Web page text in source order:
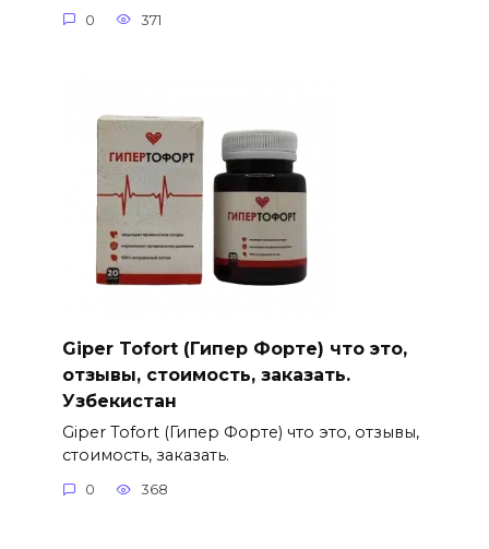
0 371
Giper Tofort (Гипер Форте) что это,
отзывы, стоимость, заказать.
Узбекистан
Giper Tofort (Гипер Форте) что это, отзывы,
стоимость, заказать.
0 368